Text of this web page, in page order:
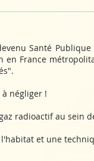
Santé
France
négliger !
radioactif au sein
et une